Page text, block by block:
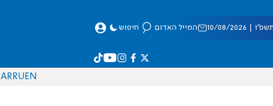
08/2026 המייל האדום חיפוש
EN
RU
AR